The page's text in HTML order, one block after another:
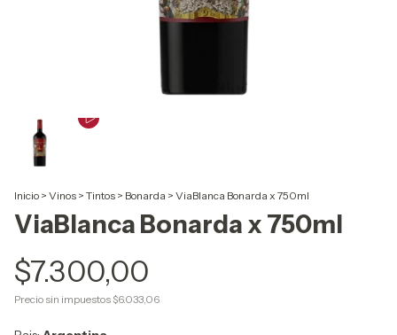
Inicio > Vinos > Tintos > Bonarda > ViaBlanca Bonarda x 750ml
ViaBlanca Bonarda x 750ml
$7.300,00
Precio sin impuestos $6.033,06